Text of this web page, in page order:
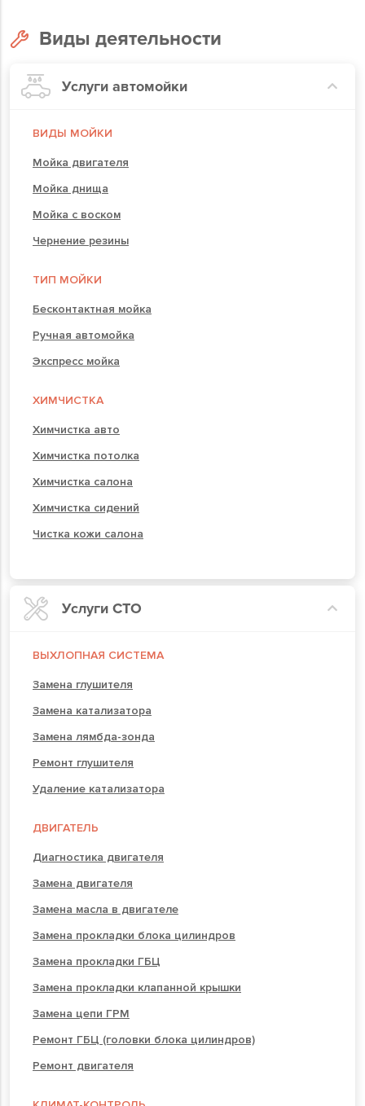
Виды деятельности
Услуги автомойки
ВИДЫ МОЙКИ
Мойка двигателя
Мойка днища
Мойка с воском
Чернение резины
ТИП МОЙКИ
Бесконтактная мойка
Ручная автомойка
Экспресс мойка
ХИМЧИСТКА
Химчистка авто
Химчистка потолка
Химчистка салона
Химчистка сидений
Чистка кожи салона
Услуги СТО
ВЫХЛОПНАЯ СИСТЕМА
Замена глушителя
Замена катализатора
Замена лямбда-зонда
Ремонт глушителя
Удаление катализатора
ДВИГАТЕЛЬ
Диагностика двигателя
Замена двигателя
Замена масла в двигателе
Замена прокладки блока цилиндров
Замена прокладки ГБЦ
Замена прокладки клапанной крышки
Замена цепи ГРМ
Ремонт ГБЦ (головки блока цилиндров)
Ремонт двигателя